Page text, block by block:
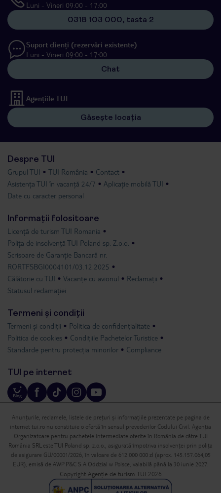
Luni - Vineri 09:00 - 17:00
0318 103 000, tasta 2
Suport clienți (rezervări existente)
Luni - Vineri 09:00 - 17:00
Chat
Agențiile TUI
Găsește locația
Despre TUI
Grupul TUI TUI România
Contact
Asistența TUI în vacanță 24/7
Aplicație mobilă TUI
Date cu caracter personal
Informații folositoare
Licență de turism TUI Romania
Polița de insolvență TUI Poland sp. Z.o.o.
Scrisoare de Garanție Bancară nr.
RORTFSBGI0004101/03.12.2025
Călătorie cu TUI
Vacanțe cu avionul
Reclamații
Statusul reclamației
Termeni și condiții
Termeni și condiții
Politica de confidențialitate
Politica de cookies
Condițiile Pachetelor Turistice
Standarde pentru protecția minorilor
Compliance
TUI pe internet
Anunțurile, reclamele, listele de prețuri și informațiile prezentate pe pagina de
internet tui.ro nu constituie o ofertă în sensul prevederilor Codului Civil. Agenția
Organizatoare pentru pachetele intermediate oferite în România de către TUI
România SRL este TUI Poland sp. z.o.o., asigurată împotriva insolvenței prin polița
de asigurare GU/00001/2026, în valoare de 612 000 000 zl (aprox. 145.157.064,05
EUR), emisă de AWP P&C S.A Oddzial w Polsce, valabilă până la 30 iunie 2027.
Copyright Agenție de turism TUI 2026